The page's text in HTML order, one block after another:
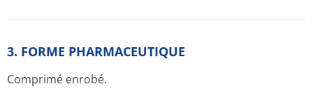
3. FORME PHARMACEUTIQUE
Comprimé enrobé.